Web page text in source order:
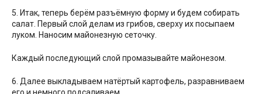
5. Итак, теперь берём разъёмную форму и будем собирать
салат. Первый слой делам из грибов, сверху их посыпаем
луком. Наносим майонезную сеточку.
Каждый последующий слой промазывайте майонезом.
6. Далее выкладываем натёртый картофель, разравниваем